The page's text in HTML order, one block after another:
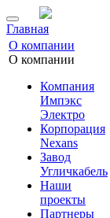
Главная
О компании
О компании
Компания
Импэкс
Электро
Корпорация
Nexans
Завод
Угличкабель
Наши
проекты
Партнеры